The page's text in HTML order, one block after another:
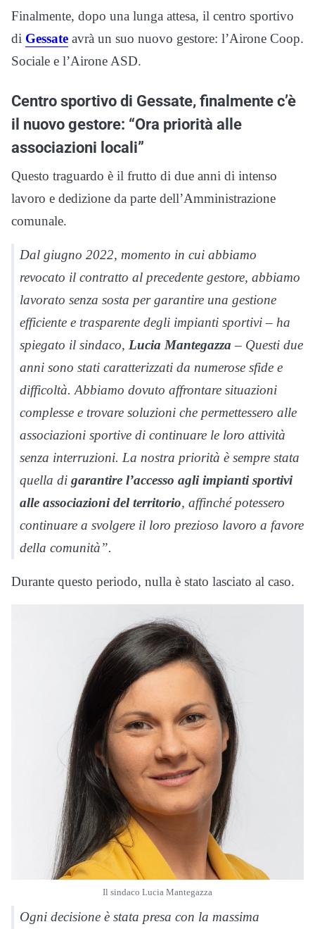
Finalmente, dopo una lunga attesa, il centro sportivo
di Gessate avrà un suo nuovo gestore: l’Airone Coop.
Sociale e l’Airone ASD.
Centro sportivo di Gessate, finalmente c’è
il nuovo gestore: “Ora priorità alle
associazioni locali”
Questo traguardo è il frutto di due anni di intenso
lavoro e dedizione da parte dell’Amministrazione
comunale.
Dal giugno 2022, momento in cui abbiamo
revocato il contratto al precedente gestore, abbiamo
lavorato senza sosta per garantire una gestione
efficiente e trasparente degli impianti sportivi – ha
spiegato il sindaco, Lucia Mantegazza – Questi due
anni sono stati caratterizzati da numerose sfide e
difficoltà. Abbiamo dovuto affrontare situazioni
complesse e trovare soluzioni che permettessero alle
associazioni sportive di continuare le loro attività
senza interruzioni. La nostra priorità è sempre stata
quella di garantire l’accesso agli impianti sportivi
alle associazioni del territorio, affinché potessero
continuare a svolgere il loro prezioso lavoro a favore
della comunità”.
Durante questo periodo, nulla è stato lasciato al caso.
Il sindaco Lucia Mantegazza
Ogni decisione è stata presa con la massima